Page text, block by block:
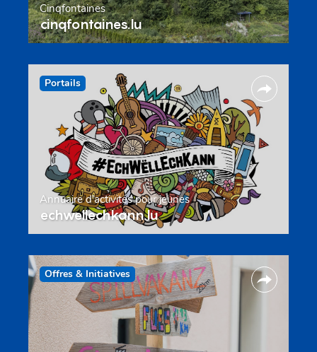
Cinqfontaines
cinqfontaines.lu
Portails
Annuaire d’activités pour jeunes
echwellechkann.lu
Offres & Initiatives